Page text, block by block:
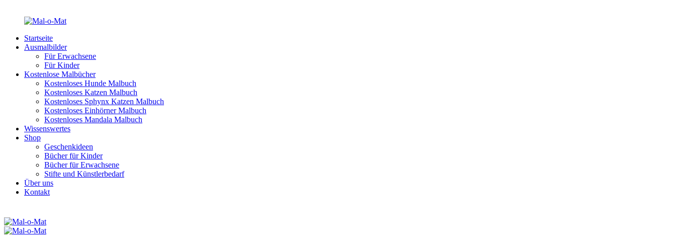
Startseite
Ausmalbilder
Für Erwachsene
Für Kinder
Kostenlose Malbücher
Kostenloses Hunde Malbuch
Kostenloses Katzen Malbuch
Kostenloses Sphynx Katzen Malbuch
Kostenloses Einhörner Malbuch
Kostenloses Mandala Malbuch
Wissenswertes
Shop
Geschenkideen
Bücher für Kinder
Bücher für Erwachsene
Stifte und Künstlerbedarf
Über uns
Kontakt